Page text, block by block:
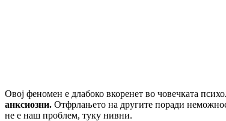
Овој феномен е длабоко вкоренет во човечката
анксиозни. Отфрлањето на другите поради
не е наш проблем, туку нивни.